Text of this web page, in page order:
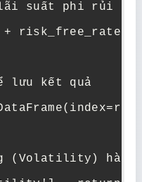
suất phi rủi ro
risk_free_rate)
lưu kết quả
(Volatility) hàng